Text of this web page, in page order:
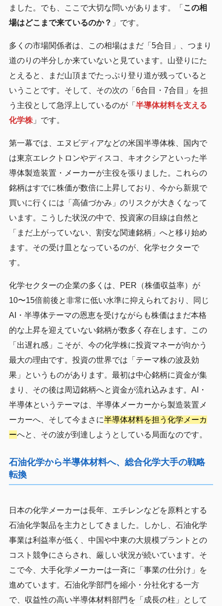
ました。でも、ここで大切な問いがあります。「 この相
場はどこまで来ているのか？ 」です。
多くの市場関係者は、この相場はまだ「5合目」、つまり
道のりの半分しか来ていないと見ています。山登りにた
とえると、まだ山頂までたっぷり登り道が残っていると
いうことです。そして、その次の「6合目・7合目」を担
う主役として急浮上しているのが「 半導体材料を支える
化学株」です。
第一幕では、エヌビディアなどの米国半導体株、国内で
は東京エレクトロンやディスコ、キオクシアといった半
導体製造装置・メーカーが主役を張りました。これらの
銘柄はすでに株価が数倍に上昇しており、今から新規で
買いに行くには「高値づかみ」のリスクが大きくなって
います。こうした状況の中で、投資家の目線は自然と
「まだ上がっていない、割安な関連銘柄」へと移り始め
ます。その受け皿となっているのが、化学セクターで
す。
化学セクターの企業の多くは、PER（株価収益率）が
10〜15倍前後と非常に低い水準に抑えられており、同じ
AI・半導体テーマの恩恵を受けながらも株価はまだ本格
的な上昇を迎えていない銘柄が数多く存在します。この
「出遅れ感」こそが、今の化学株に投資マネーが向かう
最大の理由です。投資の世界では「テーマ株の波及効
果」というものがあります。最初は中心銘柄に資金が集
まり、その後は周辺銘柄へと資金が流れ込みます。AI・
半導体というテーマは、半導体メーカーから製造装置メ
ーカーへ、そして今まさに半導体材料を担う化学メーカ
ーへと、その波が到達しようとしている局面なのです。
石油化学から半導体材料へ、総合化学大手の戦略
転換
日本の化学メーカーは長年、エチレンなどを原料とする
石油化学製品を主力としてきました。しかし、石油化学
事業は利益率が低く、中国や中東の大規模プラントとの
コスト競争にさらされ、厳しい状況が続いています。そ
こで今、大手化学メーカーは一斉に「事業の仕分け」を
進めています。石油化学部門を縮小・分社化する一方
で、収益性の高い半導体材料部門を「成長の柱」として